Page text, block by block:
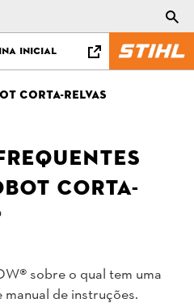
Inicial
corta-relvas
corta-
sobre o qual tem uma
de instruções.